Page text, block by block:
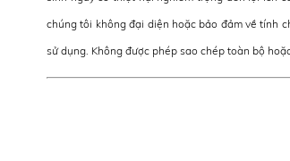
chúng tôi không đại diện hoặc bảo đảm về tính
sử dụng. Không được phép sao chép toàn bộ